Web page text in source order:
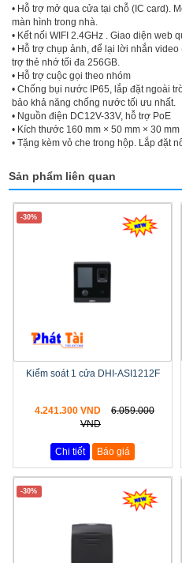
• Hỗ trợ mở qua cửa tại chỗ (IC card).
màn hình trong nhà.
• Kết nối WIFI 2.4GHz . Giao diện web
• Hỗ trợ chụp ảnh, để lại lời nhắn
trợ thẻ nhớ tối đa 256GB.
• Hỗ trợ cuộc gọi theo nhóm
• Chống bụi nước IP65, lắp đặt ngoài
bảo khả năng chống nước tối ưu nhất.
• Nguồn điện DC12V-33V, hỗ trợ PoE
• Kích thước 160 mm × 50 mm × 30
• Tặng kèm vỏ che trong hộp. Lắp đặt
Sản phẩm liên quan
-30%
Kiểm soát 1 cửa DHI-ASI1212F
4.241.300 VND
6.059.000
VND
Chi tiết Báo giá
-30%